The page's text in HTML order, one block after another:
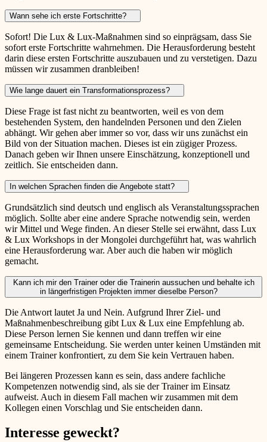
Wann sehe ich erste Fortschritte?
Sofort! Die Lux & Lux-Maßnahmen sind so einprägsam, dass Sie
sofort erste Fortschritte wahrnehmen. Die Herausforderung besteht
darin diese ersten Fortschritte auszubauen und zu verstetigen. Dazu
müssen wir zusammen dranbleiben!
Wie lange dauert ein Transformationsprozess?
Diese Frage ist fast nicht zu beantworten, weil es von dem
bestehenden System, den handelnden Personen und den Zielen
abhängt. Wir gehen aber immer so vor, dass wir uns zunächst ein
Bild von der Situation machen. Dieses ist ein zügiger Prozess.
Danach geben wir Ihnen unsere Einschätzung, konzeptionell und
zeitlich. Sie entscheiden dann.
In welchen Sprachen finden die Angebote statt?
Grundsätzlich sind deutsch und englisch als Veranstaltungssprachen
möglich. Sollte aber eine andere Sprache notwendig sein, werden
wir Mittel und Wege finden. An dieser Stelle sei erwähnt, dass Lux
& Lux Workshops in der Mongolei durchgeführt hat, was wahrlich
eine Herausforderung war. Aber auch die haben wir möglich
gemacht.
Kann ich mir den Trainer oder die Trainerin aussuchen und behalte ich
in längerfristigen Projekten immer dieselbe Person?
Die Antwort lautet Ja und Nein. Aufgrund Ihrer Ziel- und
Maßnahmenbeschreibung gibt Lux & Lux eine Empfehlung ab.
Diese Person lernen Sie kennen und dann treffen wir eine
gemeinsame Entscheidung. Sie werden unter keinen Umständen mit
einem Trainer konfrontiert, zu dem Sie kein Vertrauen haben.
Bei längeren Prozessen kann es sein, dass andere fachliche
Kompetenzen notwendig sind, als sie der Trainer im Einsatz
aufweist. Auch in diesem Fall machen wir zusammen mit dem
Kollegen einen Vorschlag und Sie entscheiden dann.
Interesse geweckt?